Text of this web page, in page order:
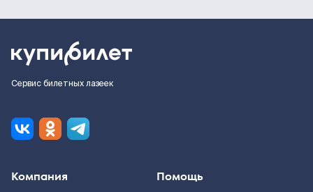
Сервис билетных лазеек
Компания Помощь